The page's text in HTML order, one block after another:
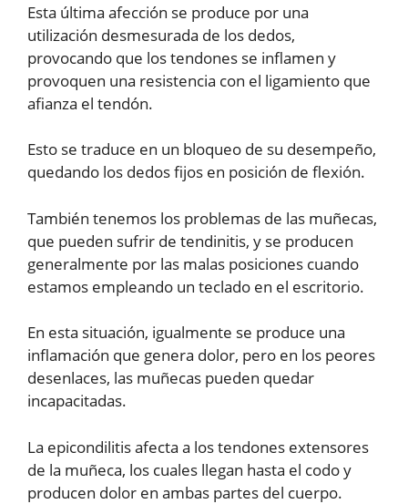
Esta última afección se produce por una
utilización desmesurada de los dedos,
provocando que los tendones se inflamen y
provoquen una resistencia con el ligamiento que
afianza el tendón.
Esto se traduce en un bloqueo de su desempeño,
quedando los dedos fijos en posición de flexión.
También tenemos los problemas de las muñecas,
que pueden sufrir de tendinitis, y se producen
generalmente por las malas posiciones cuando
estamos empleando un teclado en el escritorio.
En esta situación, igualmente se produce una
inflamación que genera dolor, pero en los peores
desenlaces, las muñecas pueden quedar
incapacitadas.
La epicondilitis afecta a los tendones extensores
de la muñeca, los cuales llegan hasta el codo y
producen dolor en ambas partes del cuerpo.